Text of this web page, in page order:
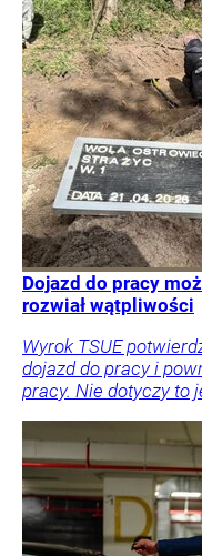
Dojazd do pracy
rozwiał wątpliwości
Wyrok TSUE
dojazd do pracy i
pracy. Nie dotyczy to